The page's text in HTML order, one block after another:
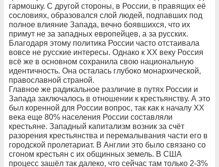
гармошку. С другой стороны, в России, в правящих её
сословиях, образовался слой людей, подпавших под
полное влияние Запада, вечно боявшихся, что их
примут не за западных европейцев, а за русских.
Благодаря этому политика России часто отстаивала
вовсе не русские интересы. Однако к ХХ веку Россия
всё же в основном сохранила свою национальную
идентичность. Она осталась глубоко монархической,
православной страной.
Главное же радикальное различие в путях России и
Запада заключалось в отношении к крестьянству. А это
был коренной для России вопрос, так как к началу ХХ
века еще 80% населения России составляли
крестьяне. Западный капитализм возник за счёт
разорения крестьянства и перемалывания части его в
городской пролетариат. В Англии это было связано со
сгоном крестьян с их общинных земель. В США
процесс зашёл так далеко, что сейчас там только 2-3%